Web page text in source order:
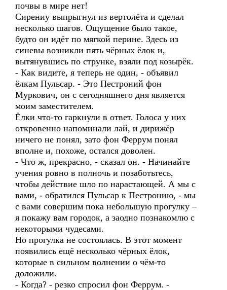
почвы в мире нет!
Сирениу выпрыгнул из вертолёта и сделал
несколько шагов. Ощущение было такое,
будто он идёт по мягкой перине. Здесь из
синевы возникли пять чёрных ёлок и,
вытянувшись по струнке, взяли под козырёк.
- Как видите, я теперь не один, - объявил
ёлкам Пульсар. - Это Пестроний фон
Муркович, он с сегодняшнего дня является
моим заместителем.
Ёлки что-то гаркнули в ответ. Голоса у них
откровенно напоминали лай, и дирижёр
ничего не понял, зато фон Феррум понял
вполне и, похоже, остался доволен.
- Что ж, прекрасно, - сказал он. - Начинайте
учения ровно в полночь и позаботьтесь,
чтобы действие шло по нарастающей. А мы с
вами, - обратился Пульсар к Пестронию, - мы
с вами совершим пока небольшую прогулку –
я покажу вам городок, а заодно познакомлю с
некоторыми чудесами.
Но прогулка не состоялась. В этот момент
появились ещё несколько чёрных ёлок,
которые в сильном волнении о чём-то
доложили.
- Когда? - резко спросил фон Феррум. -